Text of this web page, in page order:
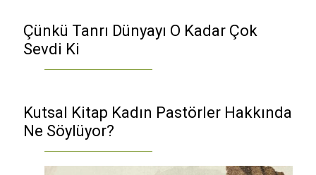
Çünkü Tanrı Dünyayı O Kadar Çok
Sevdi Ki
Kutsal Kitap Kadın Pastörler Hakkında
Ne Söylüyor?